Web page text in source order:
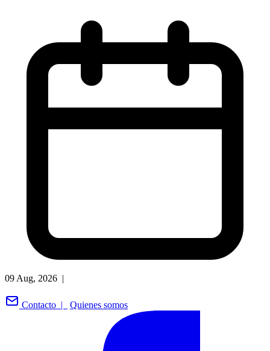
09 Aug, 2026 |
Contacto | Quienes somos